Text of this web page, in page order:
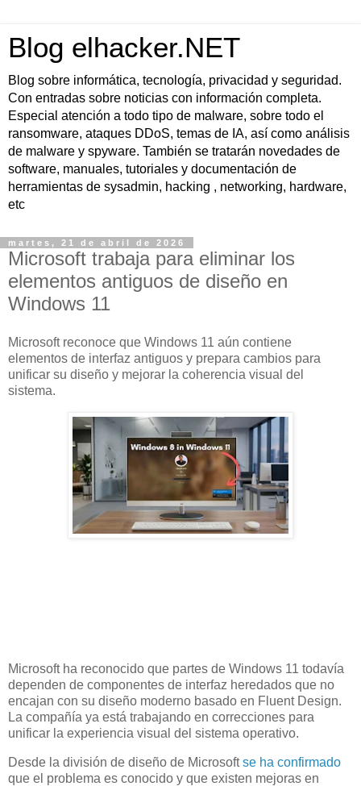
Blog elhacker.NET
Blog sobre informática, tecnología, privacidad y seguridad.
Con entradas sobre noticias con información completa.
Especial atención a todo tipo de malware, sobre todo el
ransomware, ataques DDoS, temas de IA, así como análisis
de malware y spyware. También se tratarán novedades de
software, manuales, tutoriales y documentación de
herramientas de sysadmin, hacking , networking, hardware,
etc
martes, 21 de abril de 2026
Microsoft trabaja para eliminar los
elementos antiguos de diseño en
Windows 11
Microsoft reconoce que Windows 11 aún contiene
elementos de interfaz antiguos y prepara cambios para
unificar su diseño y mejorar la coherencia visual del
sistema.
Microsoft ha reconocido que partes de Windows 11 todavía
dependen de componentes de interfaz heredados que no
encajan con su diseño moderno basado en Fluent Design.
La compañía ya está trabajando en correcciones para
unificar la experiencia visual del sistema operativo.
Desde la división de diseño de Microsoftse ha confirmado
que el problema es conocido y que existen mejoras en